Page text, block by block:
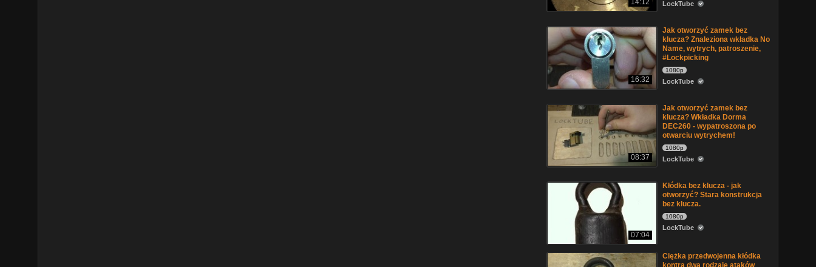
14:12 LockTube
16:32
Jak otworzyć zamek bez
klucza? Znaleziona wkładka No
Name, wytrych, patroszenie,
#Lockpicking
1080p
LockTube
08:37
Jak otworzyć zamek bez
klucza? Wkładka Dorma
DEC260 - wypatroszona po
otwarciu wytrychem!
1080p
LockTube
07:04
Kłódka bez klucza - jak
otworzyć? Stara konstrukcja
bez klucza.
1080p
LockTube
Ciężka przedwojenna kłódka
kontra dwa rodzaje ataków